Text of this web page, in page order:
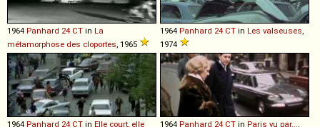
1964 Panhard 24 CT in La
métamorphose des cloportes, 1965
1964 Panhard 24 CT in Les valseuses,
1974
1964 Panhard 24 CT in Elle court, elle
1964 Panhard 24 CT in Paris vu par...,